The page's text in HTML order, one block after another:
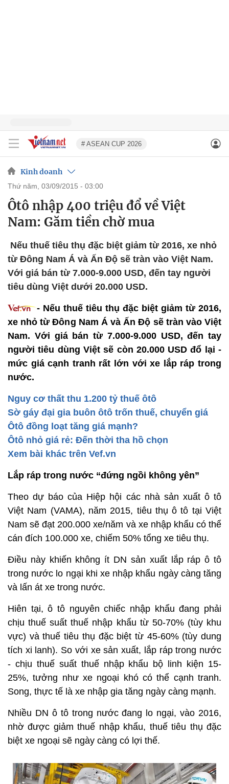
# ASEAN CUP 2026
Kinh doanh
thứ năm, 03/09/2015 - 03:00
Ôtô nhập 400 triệu đổ về Việt
Nam: Găm tiền chờ mua
Nếu thuế tiêu thụ đặc biệt giảm từ 2016, xe nhỏ
từ Đông Nam Á và Ấn Độ sẽ tràn vào Việt Nam.
Với giá bán từ 7.000-9.000 USD, đến tay người
tiêu dùng Việt dưới 20.000 USD.
- Nếu thuế tiêu thụ đặc biệt giảm từ 2016,
xe nhỏ từ Đông Nam Á và Ấn Độ sẽ tràn vào Việt
Nam. Với giá bán từ 7.000-9.000 USD, đến tay
người tiêu dùng Việt sẽ còn 20.000 USD đổ lại -
mức giá cạnh tranh rất lớn với xe lắp ráp trong
nước.
Nguy cơ thất thu 1.200 tỷ thuế ôtô
Sờ gáy đại gia buôn ôtô trốn thuế, chuyển giá
Ôtô đồng loạt tăng giá mạnh?
Ôtô nhỏ giá rẻ: Đến thời tha hồ chọn
Xem bài khác trên Vef.vn
Lắp ráp trong nước “đứng ngồi không yên”
Theo dự báo của Hiệp hội các nhà sản xuất ô tô
Việt Nam (VAMA), năm 2015, tiêu thụ ô tô tại Việt
Nam sẽ đạt 200.000 xe/năm và xe nhập khẩu có thể
cán đích 100.000 xe, chiếm 50% tổng xe tiêu thụ.
Điều này khiến không ít DN sản xuất lắp ráp ô tô
trong nước lo ngại khi xe nhập khẩu ngày càng tăng
và lấn át xe trong nước.
Hiên tại, ô tô nguyên chiếc nhập khẩu đang phải
chịu thuế suất thuế nhập khẩu từ 50-70% (tùy khu
vực) và thuế tiêu thụ đặc biệt từ 45-60% (tùy dung
tích xi lanh). So với xe sản xuất, lắp ráp trong nước
- chịu thuế suất thuế nhập khẩu bộ linh kiện 15-
25%, tưởng như xe ngoại khó có thể cạnh tranh.
Song, thực tế là xe nhập gia tăng ngày càng mạnh.
Nhiều DN ô tô trong nước đang lo ngại, vào 2016,
nhờ được giảm thuế nhập khẩu, thuế tiêu thụ đặc
biệt xe ngoại sẽ ngày càng có lợi thế.